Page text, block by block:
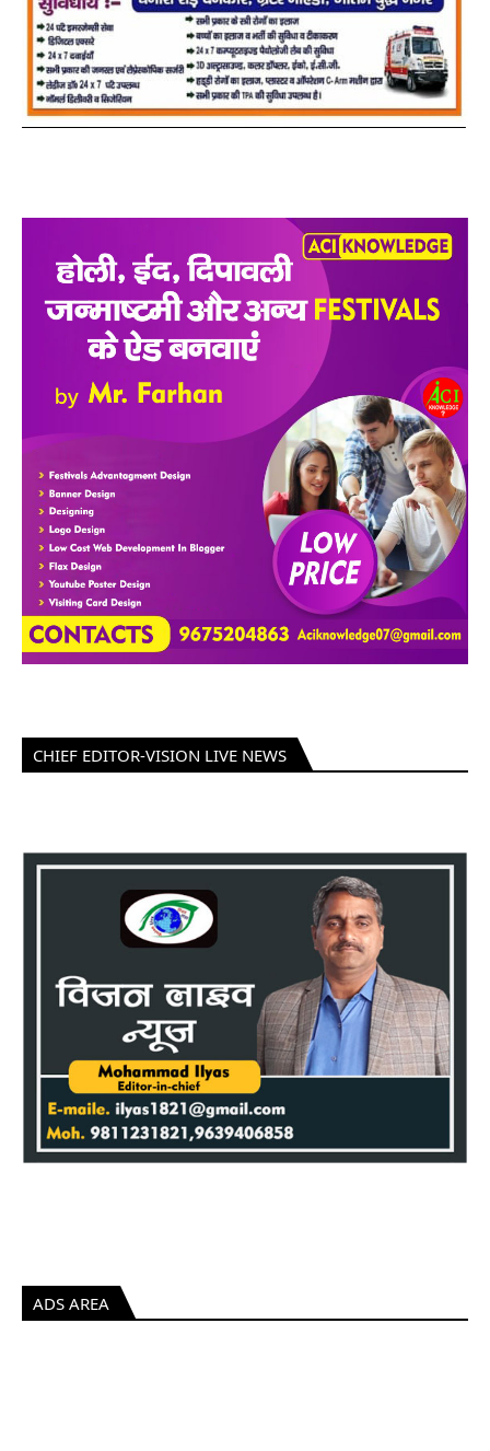
CHIEF EDITOR-VISION LIVE NEWS
ADS AREA